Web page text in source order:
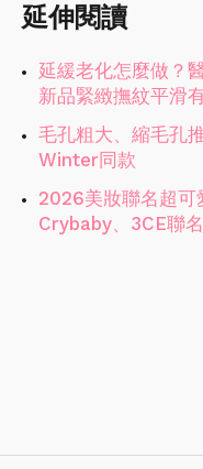
延伸閱讀
延緩老化怎麼做？
新品緊緻撫紋平滑
毛孔粗大、縮毛孔
Winter同款
2026美妝聯名超可
Crybaby、3CE聯